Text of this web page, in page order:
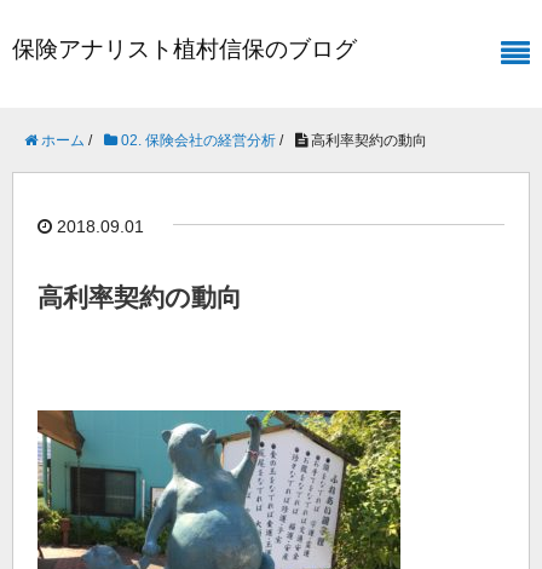
保険アナリスト植村信保のブログ
ホーム / 02. 保険会社の経営分析 / 高利率契約の動向
2018.09.01
高利率契約の動向